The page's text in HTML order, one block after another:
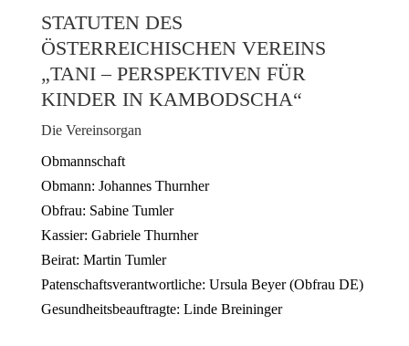
STATUTEN DES
ÖSTERREICHISCHEN VEREINS
„TANI – PERSPEKTIVEN FÜR
KINDER IN KAMBODSCHA“
Die Vereinsorgan
Obmannschaft
Obmann: Johannes Thurnher
Obfrau: Sabine Tumler
Kassier: Gabriele Thurnher
Beirat: Martin Tumler
Patenschaftsverantwortliche: Ursula Beyer (Obfrau DE)
Gesundheitsbeauftragte: Linde Breininger